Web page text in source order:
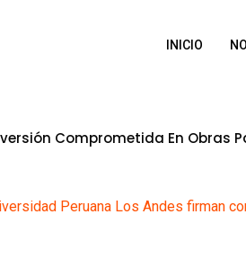
INICIO
En Obras Paralizadas Al
Peruana Los Andes firman